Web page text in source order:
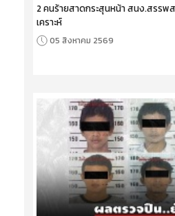
2 คนร้ายสาดกระสุนหน้า สนง.สรรพ
เคราะห์
05 สิงหาคม 2569